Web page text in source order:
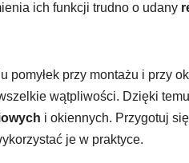
ich funkcji trudno o udany
pomyłek przy montażu i przy
wątpliwości. Dzięki
i okiennych. Przygotuj
je w praktyce.